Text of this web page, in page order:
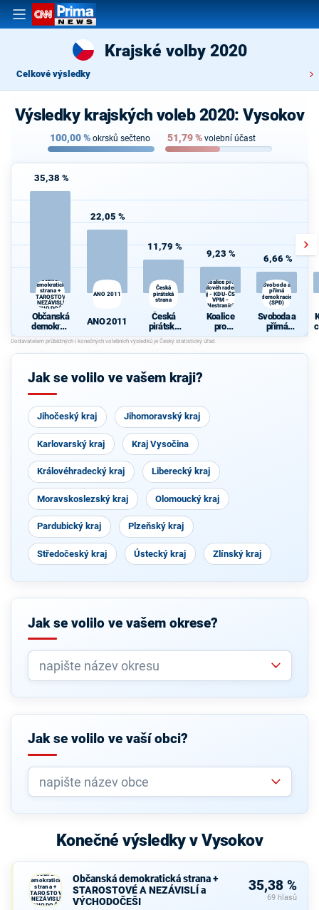
Krajské volby 2020
Celkové výsledky
Výsledky krajských voleb 2020: Vysokov
100,00% okrsků sečteno 51,79% volební účast
35,38 %
Občanská
demokratická
strana +
STAROSTOVÉ
A NEZÁVISLÍ a
VÝCHODOČEŠI
Občanská
demokrati
cká strana
+
STAROST
NEZÁVISL
VÝCHODO
ČEŠI
22,05 %
ANO 2011
ANO 2011
11,79 %
Česká
pirátská
strana
Česká
pirátská
strana
9,23 %
Koalice pro
Královéhradecký
kraj - KDU-ČSL -
VPM -
Nestraníci
Koalice
pro
Královéhra
decký kraj
- KDU-
6,66 %
Svoboda a
přímá
demokracie
(SPD)
Svoboda a
přímá
demokraci
Jak se volilo ve vašem kraji?
Jihočeský kraj Jihomoravský kraj
Karlovarský kraj Kraj Vysočina
Královéhradecký kraj Liberecký kraj
Moravskoslezský kraj Olomoucký kraj
Pardubický kraj Plzeňský kraj
Středočeský kraj Ústecký kraj Zlínský kraj
Jak se volilo ve vašem okrese?
Jak se volilo ve vaší obci?
Konečné výsledky v Vysokov
Občanská
demokratická
strana +
STAROSTOVÉ
A NEZÁVISLÍ a
VÝCHODOČEŠI
Občanská demokratická strana +
STAROSTOVÉ A NEZÁVISLÍ a
VÝCHODOČEŠI
35,38 %
69 hlasů